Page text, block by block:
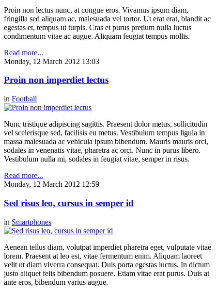
Proin non lectus nunc, at congue eros. Vivamus ipsum diam,
fringilla sed aliquam ac, malesuada vel tortor. Ut erat erat, blandit ac
egestas et, tempus ut turpis. Cras et purus pretium nulla luctus
condimentum vitae ac augue. Aliquam feugiat tempus mollis.
Read more...
Monday, 12 March 2012 13:03
Proin non imperdiet lectus
in Football
Nunc tristique adipiscing sagittis. Praesent dolor metus, sollicitudin
vel scelerisque sed, facilisis eu metus. Vestibulum tempus ligula in
massa malesuada ac vehicula ipsum bibendum. Mauris mauris orci,
sodales in venenatis vitae, pharetra ac orci. Nunc in purus libero.
Vestibulum nulla mi, sodales in feugiat vitae, semper in risus.
Read more...
Monday, 12 March 2012 12:59
Sed risus leo, cursus in semper id
in Smartphones
Aenean tellus diam, volutpat imperdiet pharetra eget, vulputate vitae
lorem. Praesent at leo est, vitae fermentum enim. Aliquam laoreet
velit ut diam viverra consequat. Duis porta egestas luctus. In dictum
justo aliquet felis bibendum posuere. Etiam vitae erat purus. Duis at
ante eros, bibendum varius augue.